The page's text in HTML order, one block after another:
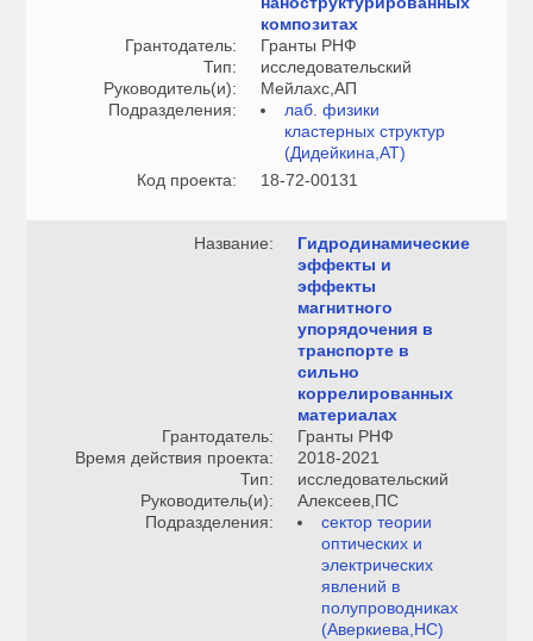
композитах
Грантодатель:
Гранты РНФ
Тип:
исследовательский
Руководитель(и):
Мейлахс,АП
Подразделения:
лаб. физики
кластерных структур
(Дидейкина,АТ)
Код проекта:
18-72-00131
Название:
Гидродинамические
эффекты и
эффекты
магнитного
упорядочения в
транспорте в
сильно
коррелированных
материалах
Грантодатель:
Гранты РНФ
Время действия проекта:
2018-2021
Тип:
исследовательский
Руководитель(и):
Алексеев,ПС
Подразделения:
сектор теории
оптических и
электрических
явлений в
полупроводниках
(Аверкиева,НС)